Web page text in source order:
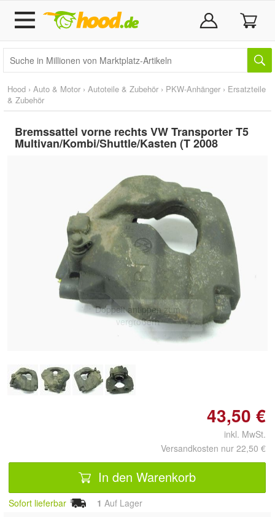
Hood › Auto & Motor › Autoteile & Zubehör › PKW-Anhänger › Ersatzteile
& Zubehör
Bremssattel vorne rechts VW Transporter T5
Multivan/Kombi/Shuttle/Kasten (T 2008
Doppelt antippen zum
vergrößern
43,50 €
inkl. MwSt.
Versandkosten nur 22,50 €
In den Warenkorb
Sofort lieferbar 1 Auf Lager